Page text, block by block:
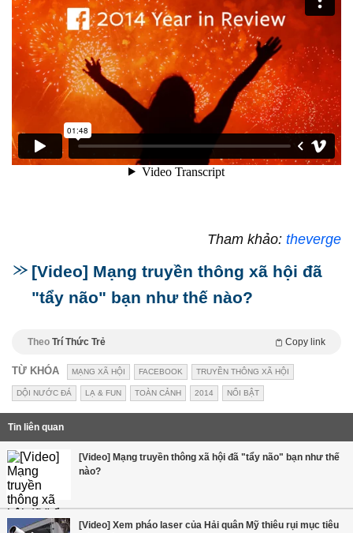
Tham khảo: theverge
[Video] Mạng truyền thông xã hội đã
"tẩy não" bạn như thế nào?
Theo Trí Thức Trẻ Copy link
TỪ KHÓA MẠNG XÃ HỘI FACEBOOK TRUYỀN THÔNG XÃ HỘI
DỘI NƯỚC ĐÁ LẠ & FUN TOÀN CẢNH 2014 NỔI BẬT
Tin liên quan
[Video] Mạng truyền thông xã hội đã "tẩy não" bạn như thế
nào?
[Video] Xem pháo laser của Hải quân Mỹ thiêu rụi mục tiêu